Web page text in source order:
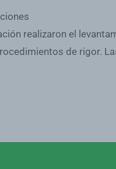
realizaron el
de rigor.